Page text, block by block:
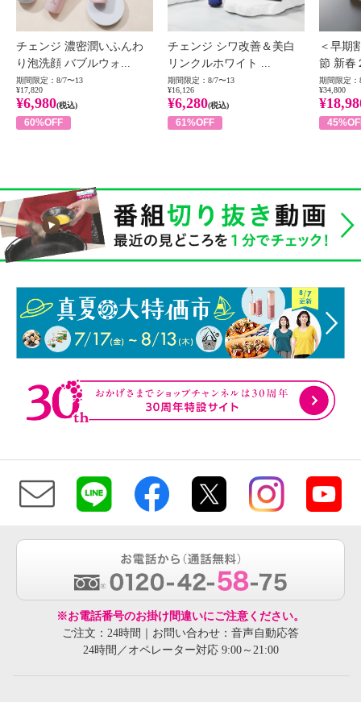
チェンジ 濃密潤いふんわ
り泡洗顔 バブルウォ...
期間限定：8/7〜13
¥17,820
¥6,980(税込)
60%OFF
チェンジ シワ改善＆美白
リンクルホワイト ...
期間限定：8/7〜13
¥16,126
¥6,280(税込)
61%OFF
＜早期
節 新春
期間限定：
¥34,800
※お電話番号のお掛け間違いにご注意ください。
ご注文：24時間｜お問い合わせ：音声自動応答
24時間／オペレーター対応 9:00～21:00